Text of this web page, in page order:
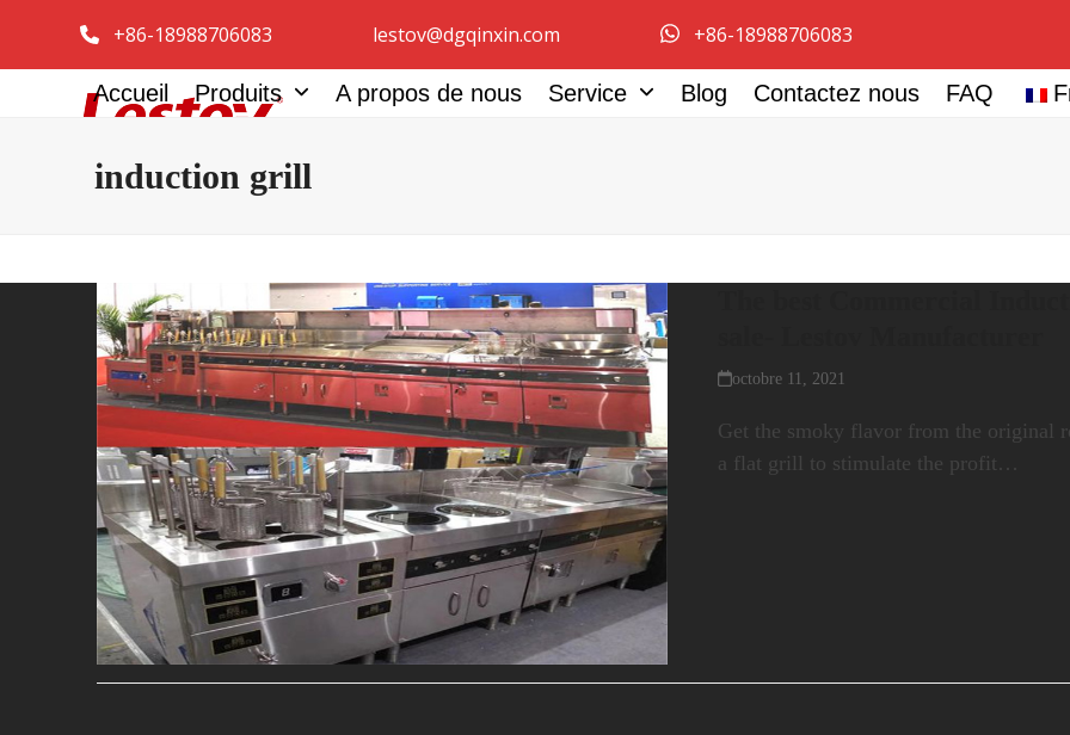
content
+86-18988706083 lestov@dgqinxin.com +86-18988706083
Accueil Produits A propos de nous Service Blog Contactez nous FAQ
induction grill
octobre 11, 2021
Get the smoky flavor from the original
a flat grill to stimulate the profit…